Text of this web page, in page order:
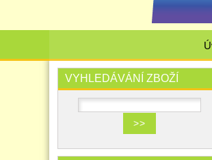
VYHLEDÁVÁNÍ ZBOŽÍ